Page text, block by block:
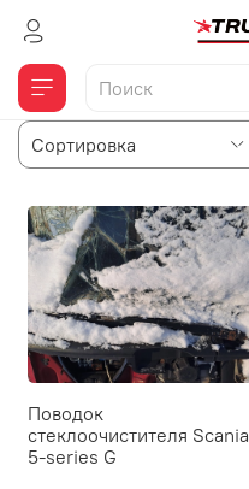
Поводок
стеклоочистителя Scania
5-series G